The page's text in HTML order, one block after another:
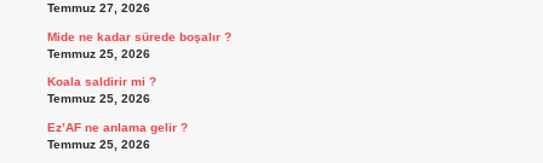
Temmuz 27, 2026
Mide ne kadar sürede boşalır ?
Temmuz 25, 2026
Koala saldirir mi ?
Temmuz 25, 2026
Ez’AF ne anlama gelir ?
Temmuz 25, 2026